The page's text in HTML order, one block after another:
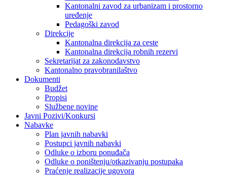
Kantonalni zavod za urbanizam i prostorno
uređenje
Pedagoški zavod
Direkcije
Kantonalna direkcija za ceste
Kantonalna direkcija robnih rezervi
Sekretarijat za zakonodavstvo
Kantonalno pravobranilaštvo
Dokumenti
Budžet
Propisi
Službene novine
Javni Pozivi/Konkursi
Nabavke
Plan javnih nabavki
Postupci javnih nabavki
Odluke o izboru ponuđača
Odluke o poništenju/otkazivanju postupaka
Praćenje realizacije ugovora